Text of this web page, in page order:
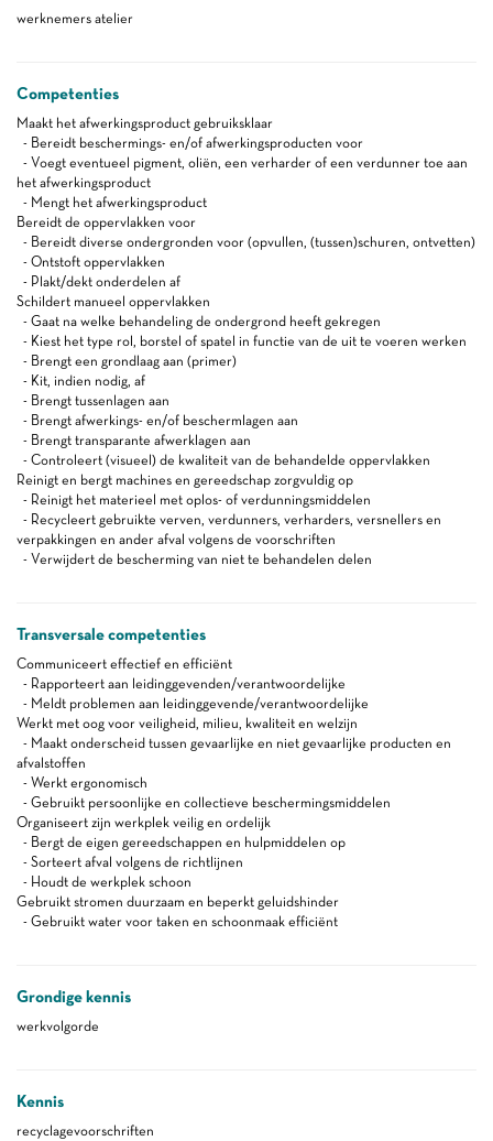
werknemers atelier
Competenties
Maakt het afwerkingsproduct gebruiksklaar
- Bereidt beschermings- en/of afwerkingsproducten voor
- Voegt eventueel pigment, oliën, een verharder of een verdunner toe aan
het afwerkingsproduct
- Mengt het afwerkingsproduct
Bereidt de oppervlakken voor
- Bereidt diverse ondergronden voor (opvullen, (tussen)schuren, ontvetten)
- Ontstoft oppervlakken
- Plakt/dekt onderdelen af
Schildert manueel oppervlakken
- Gaat na welke behandeling de ondergrond heeft gekregen
- Kiest het type rol, borstel of spatel in functie van de uit te voeren werken
- Brengt een grondlaag aan (primer)
- Kit, indien nodig, af
- Brengt tussenlagen aan
- Brengt afwerkings- en/of beschermlagen aan
- Brengt transparante afwerklagen aan
- Controleert (visueel) de kwaliteit van de behandelde oppervlakken
Reinigt en bergt machines en gereedschap zorgvuldig op
- Reinigt het materieel met oplos- of verdunningsmiddelen
- Recycleert gebruikte verven, verdunners, verharders, versnellers en
verpakkingen en ander afval volgens de voorschriften
- Verwijdert de bescherming van niet te behandelen delen
Transversale competenties
Communiceert effectief en efficiënt
- Rapporteert aan leidinggevenden/verantwoordelijke
- Meldt problemen aan leidinggevende/verantwoordelijke
Werkt met oog voor veiligheid, milieu, kwaliteit en welzijn
- Maakt onderscheid tussen gevaarlijke en niet gevaarlijke producten en
afvalstoffen
- Werkt ergonomisch
- Gebruikt persoonlijke en collectieve beschermingsmiddelen
Organiseert zijn werkplek veilig en ordelijk
- Bergt de eigen gereedschappen en hulpmiddelen op
- Sorteert afval volgens de richtlijnen
- Houdt de werkplek schoon
Gebruikt stromen duurzaam en beperkt geluidshinder
- Gebruikt water voor taken en schoonmaak efficiënt
Grondige kennis
werkvolgorde
Kennis
recyclagevoorschriften